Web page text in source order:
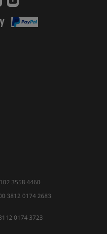
3558 4460
3812 0174 2683
0174 3723